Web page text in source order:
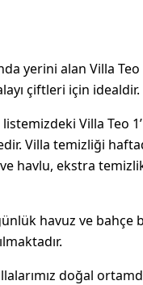
yerini alan Villa
çiftleri için idealdir.
listemizdeki Villa Teo
Villa temizliği
havlu, ekstra
havuz ve bahçe
doğal